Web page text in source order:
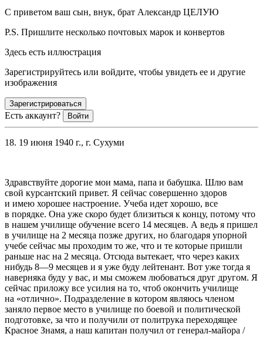
С приветом ваш сын, внук, брат Александр ЦЕЛУЮ
Р.S. Пришлите несколько почтовых марок и конвертов
Здесь есть иллюстрация
Зарегистрируйтесь или войдите, чтобы увидеть ее и другие
изображения
Зарегистрироваться
Есть аккаунт? Войти
18. 19 июня 1940 г., г. Сухуми
Здравствуйте дорогие мои мама, папа и бабушка. Шлю вам
свой курсантский привет. Я сейчас совершенно здоров
и имею хорошее настроение. Учеба идет хорошо, все
в порядке. Она уже скоро будет близиться к концу, потому что
в нашем училище обучение всего 14 месяцев. А ведь я пришел
в училище на 2 месяца позже других, но благодаря упорной
учебе сейчас мы проходим то же, что и те которые пришли
раньше нас на 2 месяца. Отсюда вытекает, что через каких
нибудь 8—9 месяцев и я уже буду лейтенант. Вот уже тогда я
наверняка буду у вас, и мы сможем любоваться друг другом. Я
сейчас приложу все усилия на то, чтоб окончить училище
на «отлично». Подразделение в котором являюсь членом
заняло первое место в училище по боевой и политической
подготовке, за что и получили от политрука переходящее
Красное Знамя, а наш капитан получил от генерал-майора /